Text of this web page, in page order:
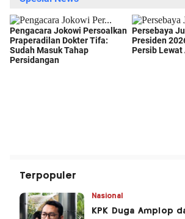
Terpopuler
Nasional
KPK Duga Amplop